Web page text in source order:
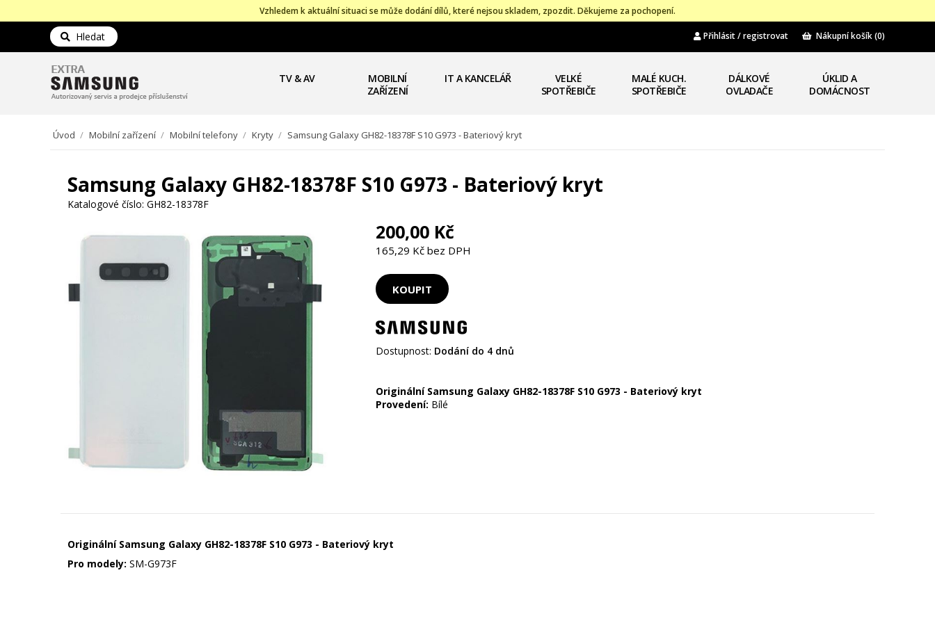
Vzhledem k aktuální situaci se může dodání dílů, které nejsou skladem, zpozdit. Děkujeme za pochopení.
Hledat Přihlásit / registrovat Nákupní košík(0)
TV & AV
MOBILNÍ
ZAŘÍZENÍ
IT A KANCELÁŘ
VELKÉ
SPOTŘEBIČE
MALÉ KUCH.
SPOTŘEBIČE
DÁLKOVÉ
OVLADAČE
ÚKLID A
DOMÁCNOST
Úvod / Mobilní zařízení / Mobilní telefony / Kryty / Samsung Galaxy GH82-18378F S10 G973 - Bateriový kryt
Samsung Galaxy GH82-18378F S10 G973 - Bateriový kryt
Katalogové číslo: GH82-18378F
200,00 Kč
165,29 Kč bez DPH
Dostupnost: Dodání do 4 dnů
Originální Samsung Galaxy GH82-18378F S10 G973 - Bateriový kryt
Provedení: Bílé
Originální Samsung Galaxy GH82-18378F S10 G973 - Bateriový kryt
Pro modely: SM-G973F